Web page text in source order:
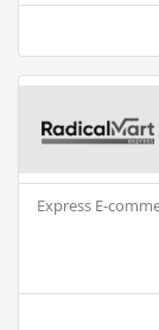
Express E-